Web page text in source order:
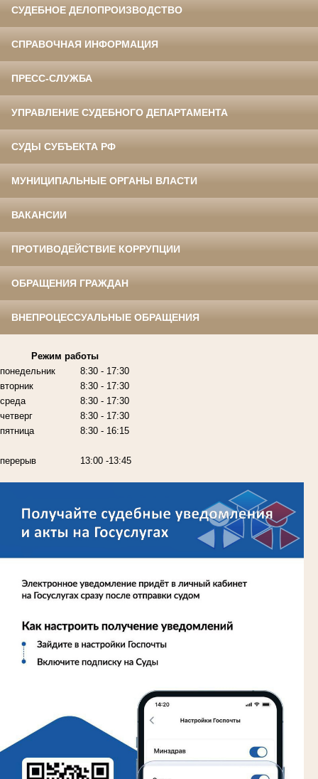
СУДЕБНОЕ ДЕЛОПРОИЗВОДСТВО
СПРАВОЧНАЯ ИНФОРМАЦИЯ
ПРЕСС-СЛУЖБА
УПРАВЛЕНИЕ СУДЕБНОГО ДЕПАРТАМЕНТА
СУДЫ СУБЪЕКТА РФ
МУНИЦИПАЛЬНЫЕ ОРГАНЫ ВЛАСТИ
ВАКАНСИИ
ПРОТИВОДЕЙСТВИЕ КОРРУПЦИИ
ОБРАЩЕНИЯ ГРАЖДАН
ВНЕПРОЦЕССУАЛЬНЫЕ ОБРАЩЕНИЯ
Режим работы
понедельник
вторник
среда
четверг
пятница
перерыв
8:30 - 17:30
8:30 - 17:30
8:30 - 17:30
8:30 - 17:30
8:30 - 16:15
13:00 -13:45